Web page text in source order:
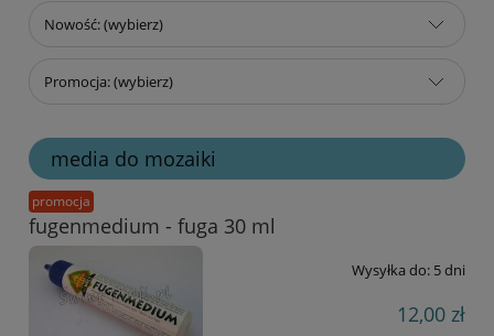
Nowość: (wybierz)
Promocja: (wybierz)
media do mozaiki
fugenmedium - fuga 30 ml
Wysyłka do: 5 dni
12,00 zł
promocja